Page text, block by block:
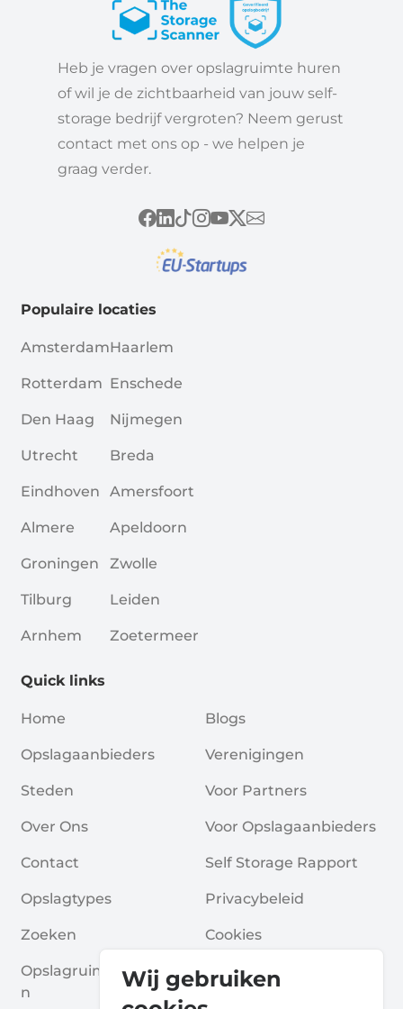
Wij gebruiken
Heb je vragen over opslagruimte huren
of wil je de zichtbaarheid van jouw self-
storage bedrijf vergroten? Neem gerust
contact met ons op - we helpen je
graag verder.
Populaire locaties
Amsterdam
Rotterdam
Den Haag
Utrecht
Eindhoven
Almere
Groningen
Tilburg
Arnhem
Haarlem
Enschede
Nijmegen
Breda
Amersfoort
Apeldoorn
Zwolle
Leiden
Zoetermeer
Quick links
Home
Opslagaanbieders
Steden
Over Ons
Contact
Opslagtypes
Zoeken
Opslagruimte Aanvrage
N
Blogs
Verenigingen
Voor Partners
Voor Opslagaanbieders
Self Storage Rapport
Privacybeleid
Cookies
Algemene Voorwaarde